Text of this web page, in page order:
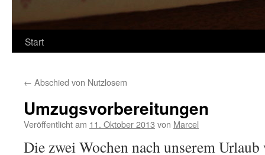
Start
← Abschied von Nutzlosem
Umzugsvorbereitungen
Veröffentlicht am 11. Oktober 2013 von Marcel
Die zwei Wochen nach unserem